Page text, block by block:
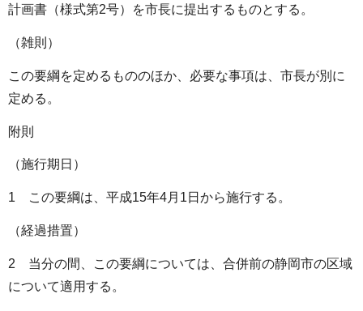
計画書（様式第2号）を市長に提出するものとする。
（雑則）
この要綱を定めるもののほか、必要な事項は、市長が別に
定める。
附則
（施行期日）
1 この要綱は、平成15年4月1日から施行する。
（経過措置）
2 当分の間、この要綱については、合併前の静岡市の区域
について適用する。